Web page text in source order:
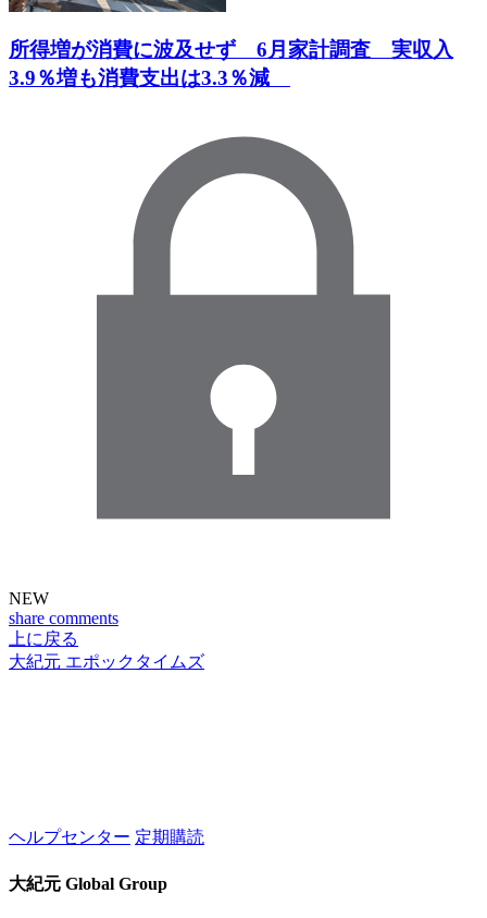
所得増が消費に波及せず 6月家計調査 実収入
3.9％増も消費支出は3.3％減
NEW
share comments
上に戻る
大紀元 エポックタイムズ
ヘルプセンター 定期購読
大紀元 Global Group